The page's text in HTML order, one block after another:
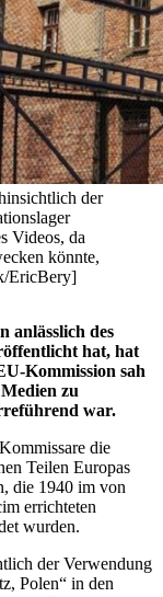
der
Videos, da
könnte,
EricBery]
anlässlich des
hat, hat
Kommission sah
zu
war.
die
Teilen Europas
die 1940 im von
errichteten
wurden.
der Verwendung
Polen“ in den